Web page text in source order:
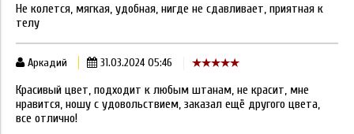
Не колется, мягкая, удобная, нигде не сдавливает, приятная к
телу
Аркадий 31.03.2024 05:46
Красивый цвет, подходит к любым штанам, не красит, мне
нравится, ношу с удовольствием, заказал ещё другого цвета,
все отлично!